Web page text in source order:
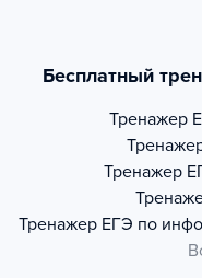
Бесплатный
Тренажер
Тренажер
Тренажер ЕГЭ по